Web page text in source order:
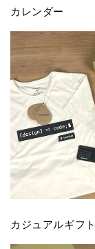
カレンダー
カジュアルギフ